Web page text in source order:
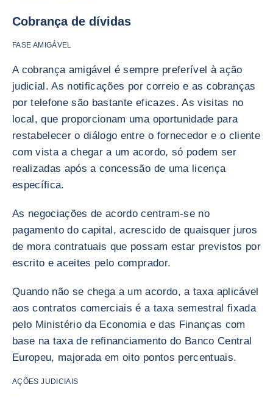
Cobrança de dívidas
FASE AMIGÁVEL
A cobrança amigável é sempre preferível à ação
judicial. As notificações por correio e as cobranças
por telefone são bastante eficazes. As visitas no
local, que proporcionam uma oportunidade para
restabelecer o diálogo entre o fornecedor e o cliente
com vista a chegar a um acordo, só podem ser
realizadas após a concessão de uma licença
específica.
As negociações de acordo centram-se no
pagamento do capital, acrescido de quaisquer juros
de mora contratuais que possam estar previstos por
escrito e aceites pelo comprador.
Quando não se chega a um acordo, a taxa aplicável
aos contratos comerciais é a taxa semestral fixada
pelo Ministério da Economia e das Finanças com
base na taxa de refinanciamento do Banco Central
Europeu, majorada em oito pontos percentuais.
AÇÕES JUDICIAIS